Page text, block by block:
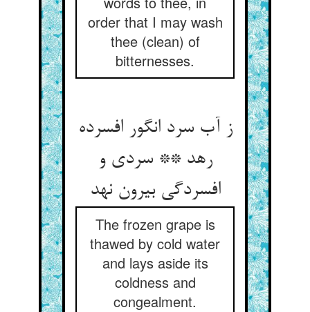
order that I may wash
thee (clean) of
bitternesses.
ز آب سرد انگور افسرده
رهد ** سردی و
افسردگی بیرون نهد
The frozen grape is
thawed by cold water
and lays aside its
coldness and
congealment.